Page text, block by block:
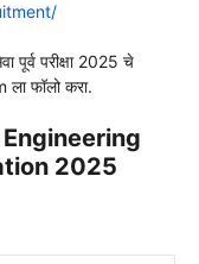
पूर्व परीक्षा 2025 चे
ला फॉलो करा.
2025